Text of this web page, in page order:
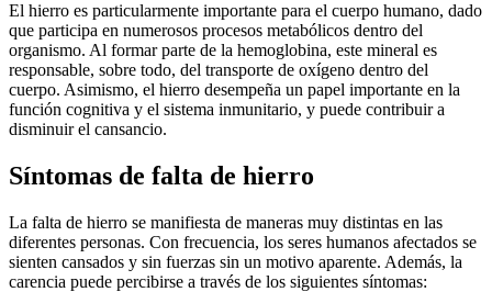
El hierro es particularmente importante para el cuerpo humano, dado
que participa en numerosos procesos metabólicos dentro del
organismo. Al formar parte de la hemoglobina, este mineral es
responsable, sobre todo, del transporte de oxígeno dentro del
cuerpo. Asimismo, el hierro desempeña un papel importante en la
función cognitiva y el sistema inmunitario, y puede contribuir a
disminuir el cansancio.
Síntomas de falta de hierro
La falta de hierro se manifiesta de maneras muy distintas en las
diferentes personas. Con frecuencia, los seres humanos afectados se
sienten cansados y sin fuerzas sin un motivo aparente. Además, la
carencia puede percibirse a través de los siguientes síntomas: